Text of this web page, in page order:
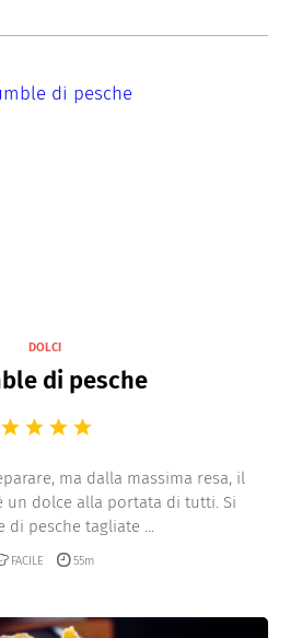
DOLCI
di pesche
ma dalla massima resa, il
un dolce alla portata di tutti. Si
di pesche tagliate ...
FACILE 55m